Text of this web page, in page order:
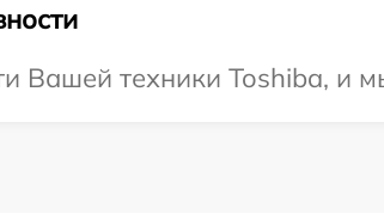
Вашей техники Toshiba, и